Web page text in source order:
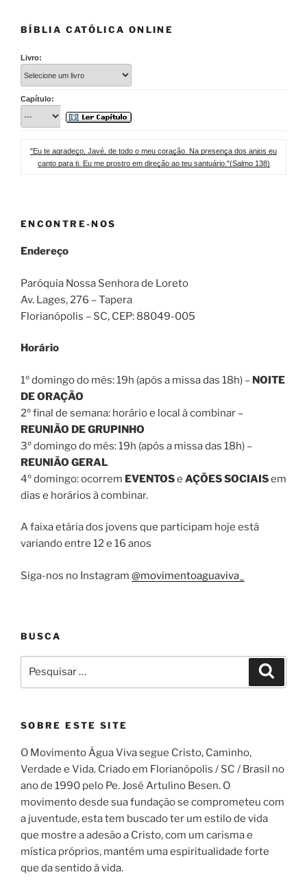
BÍBLIA CATÓLICA ONLINE
Livro:
Capítulo:
"Eu te agradeço, Javé, de todo o meu coração. Na presença dos anjos eu
canto para ti. Eu me prostro em direção ao teu santuário."(Salmo 138)
ENCONTRE-NOS
Endereço
Paróquia Nossa Senhora de Loreto
Av. Lages, 276 – Tapera
Florianópolis – SC, CEP: 88049-005
Horário
1º domingo do mês: 19h (após a missa das 18h) – NOITE
DE ORAÇÃO
2º final de semana: horário e local à combinar –
REUNIÃO DE GRUPINHO
3º domingo do mês: 19h (após a missa das 18h) –
REUNIÃO GERAL
4º domingo: ocorrem EVENTOSe AÇÕES SOCIAISem
dias e horários à combinar.
A faixa etária dos jovens que participam hoje está
variando entre 12 e 16 anos
Siga-nos no Instagram @movimentoaguaviva_
BUSCA
por:
SOBRE ESTE SITE
O Movimento Água Viva segue Cristo, Caminho,
Verdade e Vida. Criado em Florianópolis / SC / Brasil no
ano de 1990 pelo Pe. José Artulino Besen. O
movimento desde sua fundação se comprometeu com
a juventude, esta tem buscado ter um estilo de vida
que mostre a adesão a Cristo, com um carisma e
mística próprios, mantém uma espiritualidade forte
que da sentido à vida.